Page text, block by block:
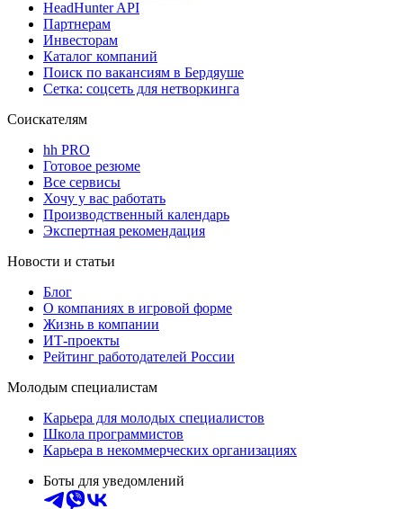
HeadHunter API
Партнерам
Инвесторам
Каталог компаний
Поиск по вакансиям в Бердяуше
Сетка: соцсеть для нетворкинга
Соискателям
hh PRO
Готовое резюме
Все сервисы
Хочу у вас работать
Производственный календарь
Экспертная рекомендация
Новости и статьи
Блог
О компаниях в игровой форме
Жизнь в компании
ИТ-проекты
Рейтинг работодателей России
Молодым специалистам
Карьера для молодых специалистов
Школа программистов
Карьера в некоммерческих организациях
Боты для уведомлений